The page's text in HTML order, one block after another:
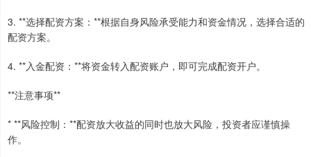
3. **选择配资方案：**根据自身风险承受能力和资金情况，选择合适的
配资方案。
4. **入金配资：**将资金转入配资账户，即可完成配资开户。
**注意事项**
* **风险控制：**配资放大收益的同时也放大风险，投资者应谨慎操
作。